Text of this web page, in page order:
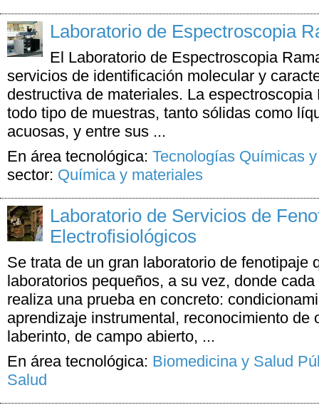
Laboratorio de Espectroscopia
El Laboratorio de Espectroscopia
servicios de identificación molecular y
destructiva de materiales. La
todo tipo de muestras, tanto sólidas como
acuosas, y entre sus ...
En área tecnológica: Tecnologías Químicas
sector: Química y materiales
Laboratorio de Servicios de
Electrofisiológicos
Se trata de un gran laboratorio de fenotipaje
laboratorios pequeños, a su vez, donde
realiza una prueba en concreto:
aprendizaje instrumental, reconocimiento de
laberinto, de campo abierto, ...
En área tecnológica: Biomedicina y Salud
Salud